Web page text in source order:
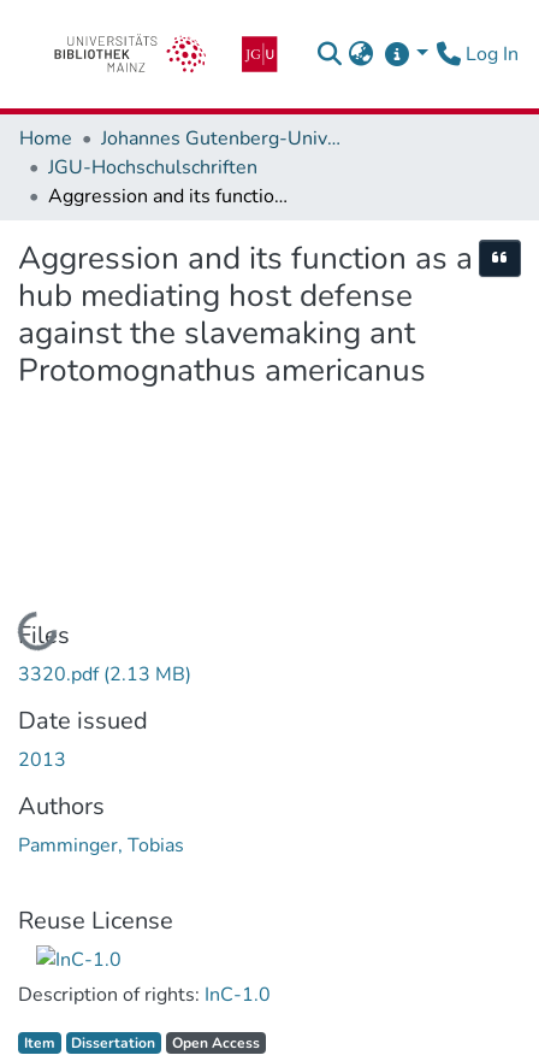
Log In
Home
Johannes Gutenberg-Universität Mainz
JGU-Hochschulschriften
Aggression and its function as a hub mediating host defense against the slavemaking ant Protomognathus americanus
Aggression and its function as a
hub mediating host defense
against the slavemaking ant
Protomognathus americanus
Loading...
Files
3320.pdf(2.13 MB)
Date issued
2013
Authors
Pamminger, Tobias
Reuse License
Description of rights: InC-1.0
Item type:
Item, Dissertation Access status:
Open Access,